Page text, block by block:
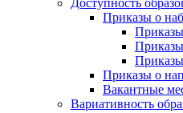
Доступность
Приказы о
Приказы о
Вакантные
Вариативность